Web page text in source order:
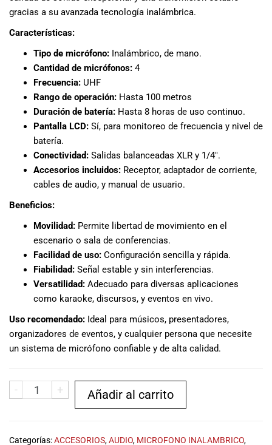
Nuestro equipo
de expertos en
aquí para
ayudarte a
encontrar el
equipo de
audio
adecuado para
mejor servicio
al cliente
posible.
precios
competitivos y
promociones
especiales
para nuestros
clientes. Ven a
visitarnos en
nuestra tienda
física en Quito,
o haz tu
compra en
de nuestra
página web y
recibe tu
comodidad de
gracias a su avanzada tecnología inalámbrica.
Características:
Tipo de micrófono: Inalámbrico, de mano.
Cantidad de micrófonos: 4
Frecuencia: UHF
Rango de operación: Hasta 100 metros
Duración de batería: Hasta 8 horas de uso continuo.
Pantalla LCD: Sí, para monitoreo de frecuencia y nivel de
batería.
Conectividad: Salidas balanceadas XLR y 1/4″.
Accesorios incluidos: Receptor, adaptador de corriente,
cables de audio, y manual de usuario.
Beneficios:
Movilidad: Permite libertad de movimiento en el
escenario o sala de conferencias.
Facilidad de uso: Configuración sencilla y rápida.
Fiabilidad: Señal estable y sin interferencias.
Versatilidad: Adecuado para diversas aplicaciones
como karaoke, discursos, y eventos en vivo.
Uso recomendado: Ideal para músicos, presentadores,
organizadores de eventos, y cualquier persona que necesite
un sistema de micrófono confiable y de alta calidad.
- + Añadir al carrito
Categorías:ACCESORIOS,AUDIO, MICROFONO INALAMBRICO,